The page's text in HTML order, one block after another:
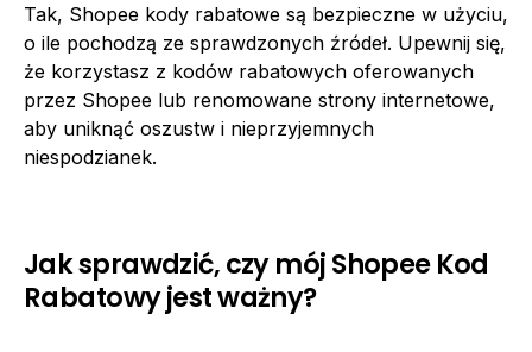
Tak, Shopee kody rabatowe są bezpieczne w użyciu,
o ile pochodzą ze sprawdzonych źródeł. Upewnij się,
że korzystasz z kodów rabatowych oferowanych
przez Shopee lub renomowane strony internetowe,
aby uniknąć oszustw i nieprzyjemnych
niespodzianek.
Jak sprawdzić, czy mój Shopee Kod
Rabatowy jest ważny?